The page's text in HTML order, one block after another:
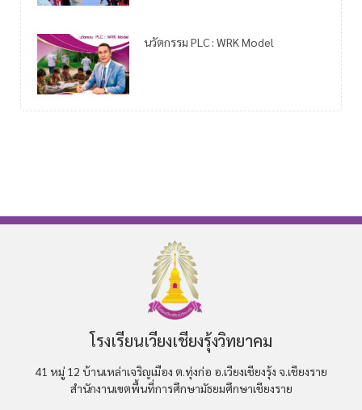
นวัตกรรม PLC : WRK Model
โรงเรียนเวียงเชียงรุ้งวิทยาคม
41 หมู่ 12 บ้านเหล่าเจริญเมือง ต.ทุ่งก่อ อ.เวียงเชียงรุ้ง จ.เชียงราย
สำนักงานเขตพื้นที่การศึกษามัธยมศึกษาเชียงราย